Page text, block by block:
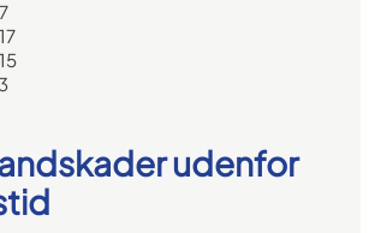
udenfor